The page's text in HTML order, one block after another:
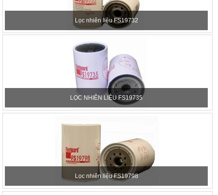
Lọc nhiên liệu FS19732
LỌC NHIÊN LIỆU FS19735
Lọc nhiên liệu FS19798